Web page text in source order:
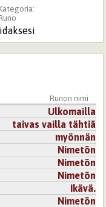
Runon nimi
Ulkomailla
taivas vailla tähtiä
myönnän
Nimetön
Nimetön
Nimetön
Ikävä.
Nimetön